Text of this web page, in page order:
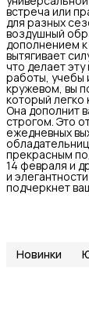
встреча или
для разных
воздушный
дополнением
вытягивает
что делает
работы, учебы
кружевом, вы
который легко
Она дополнит
строгом. Это
ежедневных
прекрасным
14 февраля и
и
подчеркнет
Новинки